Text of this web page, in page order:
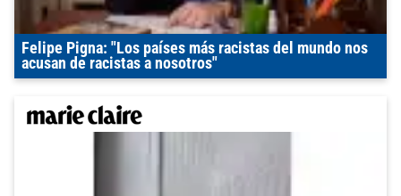
Felipe Pigna: "Los países más racistas del mundo nos
acusan de racistas a nosotros"